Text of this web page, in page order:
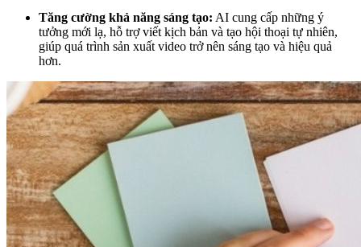
Tăng cường khả năng sáng tạo: AI cung cấp những ý
tưởng mới lạ, hỗ trợ viết kịch bản và tạo hội thoại tự nhiên,
giúp quá trình sản xuất video trở nên sáng tạo và hiệu quả
hơn.